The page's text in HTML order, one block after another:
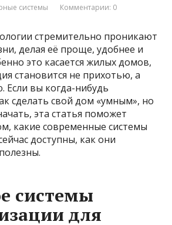
системы Комментарии: 0
стремительно проникают
делая её проще, удобнее и
это касается жилых домов,
становится не прихотью, а
Если вы когда-нибудь
сделать свой дом «умным», но
эта статья поможет
какие современные системы
доступны, как они
системы
для